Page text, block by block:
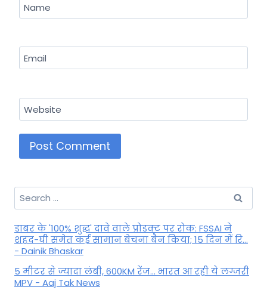
Name
Email
Website
Search
for:
डाबर के '100% शुद्ध' दावे वाले प्रोडक्ट पर रोक: FSSAI ने
शहद-घी समेत कई सामान बेचना बैन किया; 15 दिन में रि...
- Dainik Bhaskar
5 मीटर से ज्यादा लंबी, 600KM रेंज... भारत आ रही ये लग्जरी
MPV - Aaj Tak News